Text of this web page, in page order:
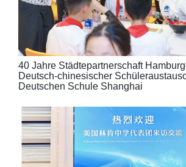
40 Jahre Städtepartnerschaft
Deutsch-chinesischer
Deutschen Schule Shanghai